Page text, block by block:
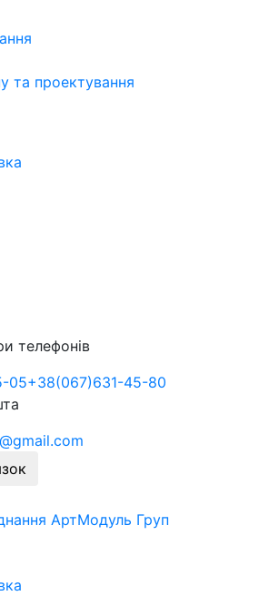
та проектування
телефонів
05+38(067)631-45-80